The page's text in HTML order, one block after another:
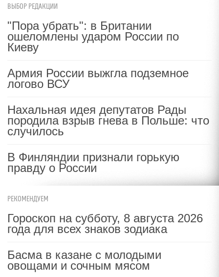
ВЫБОР РЕДАКЦИИ
"Пора убрать": в Британии
ошеломлены ударом России по
Киеву
Армия России выжгла подземное
логово ВСУ
Нахальная идея депутатов Рады
породила взрыв гнева в Польше: что
случилось
В Финляндии признали горькую
правду о России
РЕКОМЕНДУЕМ
Гороскоп на субботу, 8 августа 2026
года для всех знаков зодиака
Басма в казане с молодыми
овощами и сочным мясом